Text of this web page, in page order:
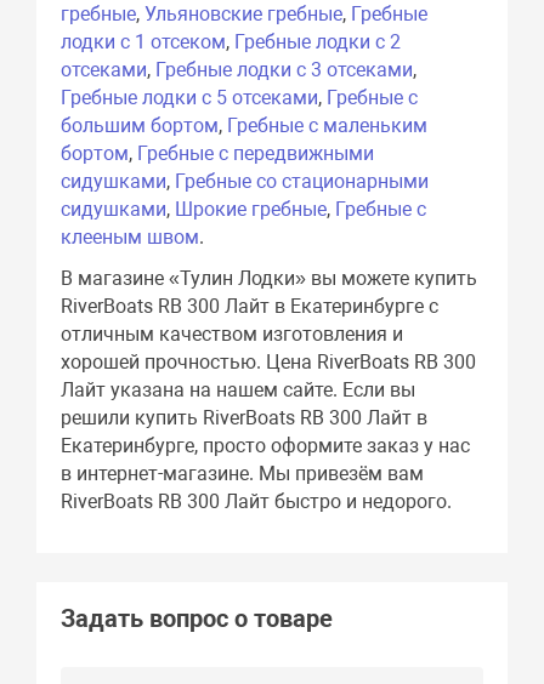
гребные,Ульяновские гребные, Гребные
лодки с 1 отсеком, Гребные лодки с 2
отсеками, Гребные лодки с 3 отсеками,
Гребные лодки с 5 отсеками, Гребные с
большим бортом, Гребные с маленьким
бортом, Гребные с передвижными
сидушками, Гребные со стационарными
сидушками, Шрокие гребные, Гребные с
клееным швом.
В магазине «Тулин Лодки» вы можете купить
RiverBoats RB 300 Лайт в Екатеринбурге с
отличным качеством изготовления и
хорошей прочностью. Цена RiverBoats RB 300
Лайт указана на нашем сайте. Если вы
решили купить RiverBoats RB 300 Лайт в
Екатеринбурге, просто оформите заказ у нас
в интернет-магазине. Мы привезём вам
RiverBoats RB 300 Лайт быстро и недорого.
Задать вопрос о товаре